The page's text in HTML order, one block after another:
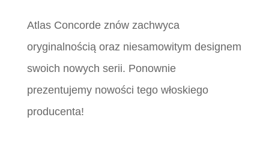
Atlas Concorde znów zachwyca
oryginalnością oraz niesamowitym designem
swoich nowych serii. Ponownie
prezentujemy nowości tego włoskiego
producenta!